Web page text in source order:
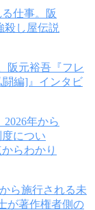
阪元裕吾『フレ
編]』インタビ
ら施行される未
が著作権者側の